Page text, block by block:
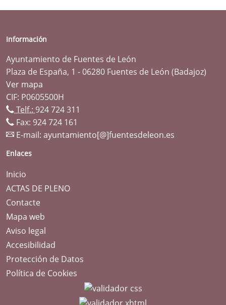
Información
Ayuntamiento de Fuentes de León
Plaza de España, 1 - 06280 Fuentes de León (Badajoz)
Ver mapa
CIF: P0605500H
Telf.: 924 724 311
Fax: 924 724 161
E-mail: ayuntamiento[@]fuentesdeleon.es
Enlaces
Inicio
ACTAS DE PLENO
Contacte
Mapa web
Aviso legal
Accesibilidad
Protección de Datos
Política de Cookies